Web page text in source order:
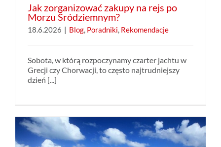
Jak zorganizować zakupy na rejs po
Morzu Śródziemnym?
18.6.2026 | Blog, Poradniki, Rekomendacje
Sobota, w którą rozpoczynamy czarter jachtu w
Grecji czy Chorwacji, to często najtrudniejszy
dzień [...]